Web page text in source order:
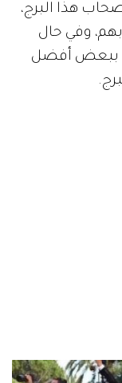
هذا البرج،
بهم، وفي حال
ببعض أفضل